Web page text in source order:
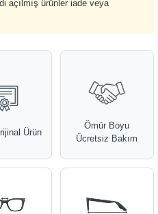
açılmış ürünler iade veya
Ürün
Ömür Boyu
Ücretsiz Bakım